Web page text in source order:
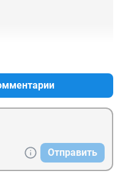
Отправить